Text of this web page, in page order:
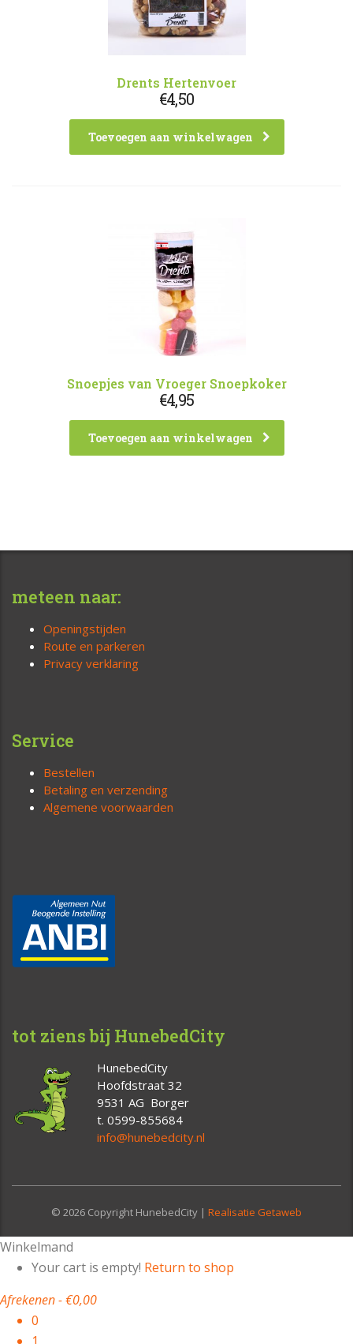
Drents Hertenvoer
€4,50
Toevoegen aan winkelwagen
Snoepjes van Vroeger Snoepkoker
€4,95
Toevoegen aan winkelwagen
meteen naar:
Openingstijden
Route en parkeren
Privacy verklaring
Service
Bestellen
Betaling en verzending
Algemene voorwaarden
tot ziens bij HunebedCity
HunebedCity
Hoofdstraat 32
9531 AG Borger
t. 0599-855684
info@hunebedcity.nl
© 2026 Copyright HunebedCity | Realisatie Getaweb
Winkelmand
Your cart is empty! Return to shop
Afrekenen-€0,00
0